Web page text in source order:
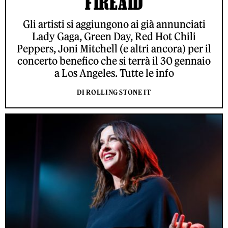
Gli artisti si aggiungono ai già annunciati
Lady Gaga, Green Day, Red Hot Chili
Peppers, Joni Mitchell (e altri ancora) per il
concerto benefico che si terrà il 30 gennaio
a Los Angeles. Tutte le info
DI ROLLING STONE IT